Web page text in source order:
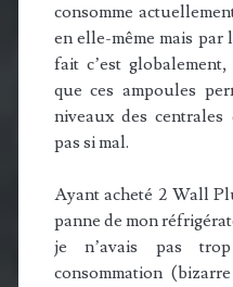
consomme
en elle-même mais par
fait c’est
que ces ampoules
niveaux des centrales
pas si mal.
Ayant acheté 2 Wall
panne de mon
je n’avais pas
consommation